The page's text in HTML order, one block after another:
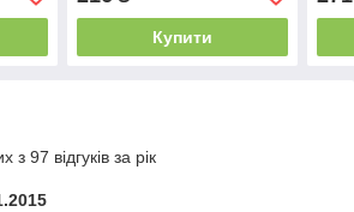
Купити
з 97 відгуків за рік